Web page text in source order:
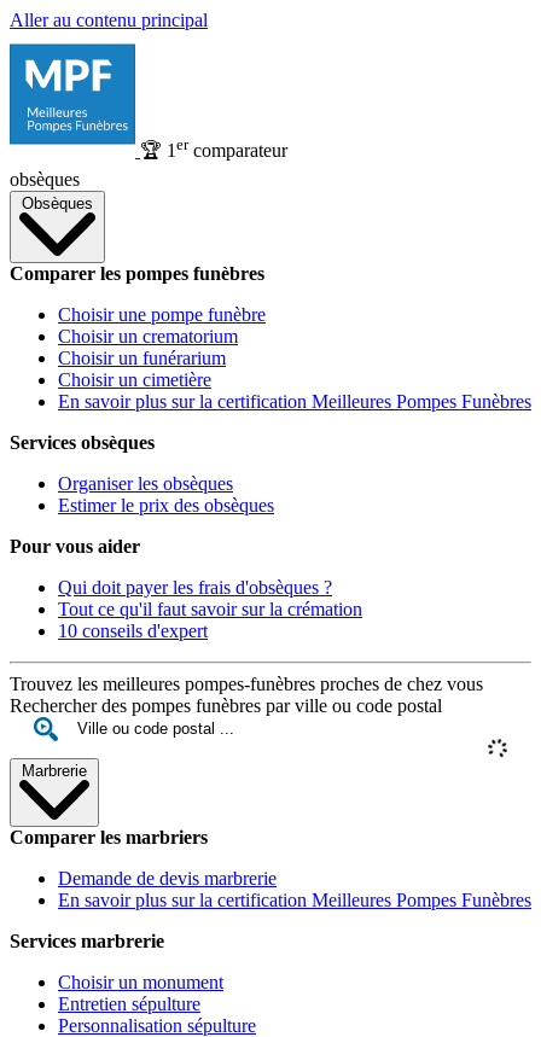
Aller au contenu principal
🏆 1 ercomparateur
obsèques
Obsèques
Comparer les pompes funèbres
Choisir une pompe funèbre
Choisir un crematorium
Choisir un funérarium
Choisir un cimetière
En savoir plus sur la certification Meilleures Pompes Funèbres
Services obsèques
Organiser les obsèques
Estimer le prix des obsèques
Pour vous aider
Qui doit payer les frais d'obsèques ?
Tout ce qu'il faut savoir sur la crémation
10 conseils d'expert
Trouvez les meilleures pompes-funèbres proches de chez vous
Rechercher des pompes funèbres par ville ou code postal
Marbrerie
Comparer les marbriers
Demande de devis marbrerie
En savoir plus sur la certification Meilleures Pompes Funèbres
Services marbrerie
Choisir un monument
Entretien sépulture
Personnalisation sépulture